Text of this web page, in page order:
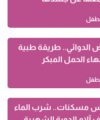
الدوائي.. طريقة طبية
الحمل المبكر
مسكنات.. شرب الماء